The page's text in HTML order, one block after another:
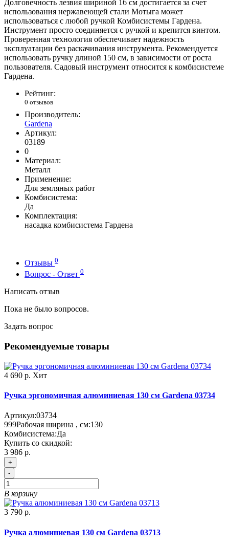
Долговечность лезвия шириной 16 см достигается за счет
использования нержавеющей стали Мотыга может
использоваться с любой ручкой Комбисистемы Гардена.
Инструмент просто соединяется с ручкой и крепится винтом.
Проверенная технология обеспечивает надежность
эксплуатации без раскачивания инструмента. Рекомендуется
использовать ручку длиной 150 см, в зависимости от роста
пользователя. Садовый инструмент относится к комбисистеме
Гардена.
Рейтинг:
0 отзывов
Производитель:
Gardena
Артикул:
03189
0
Материал:
Металл
Применение:
Для земляных работ
Комбисистема:
Да
Комплектация:
насадка комбисистема Гардена
Отзывы 0
Вопрос - Ответ 0
Написать отзыв
Пока не было вопросов.
Задать вопрос
Рекомендуемые товары
4 690 р. Хит
Ручка эргономичная алюминиевая 130 см Gardena 03734
Артикул:03734
999Рабочая ширина , см:130
Комбисистема:Да
Купить со скидкой:
3 986 р.
+
-
В корзину
3 790 р.
Ручка алюминиевая 130 см Gardena 03713